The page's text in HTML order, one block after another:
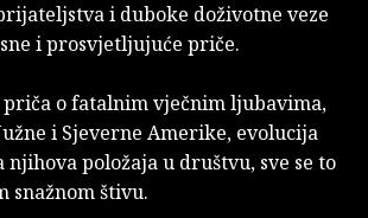
i duboke doživotne veze
i prosvjetljujuće priče.
priča o fatalnim vječnim ljubavima,
i Sjeverne Amerike, evolucija
položaja u društvu, sve se to
snažnom štivu.